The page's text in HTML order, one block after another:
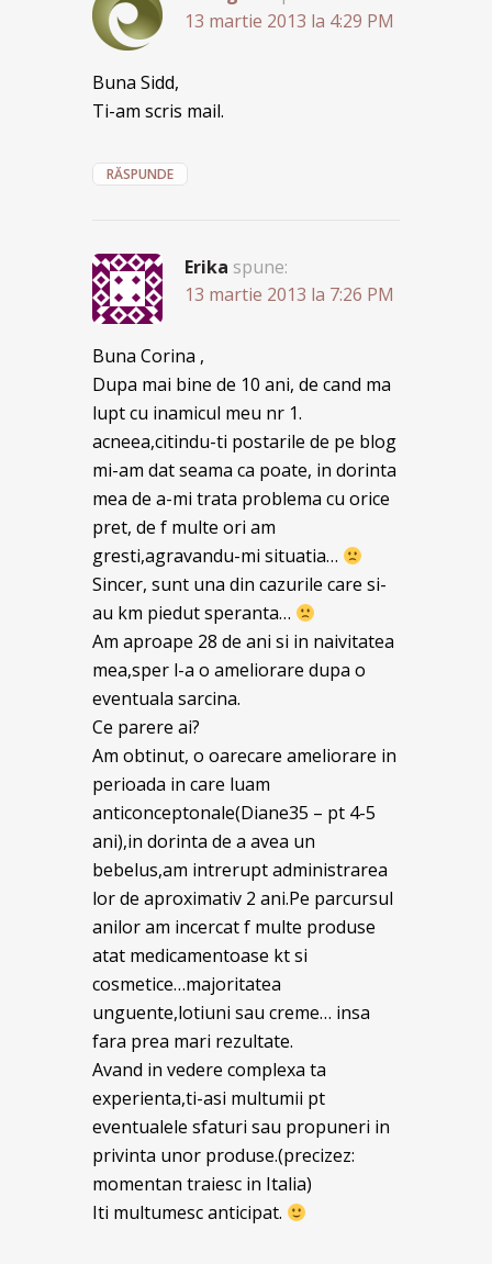
13 martie 2013 la 4:29 PM
Buna Sidd,
Ti-am scris mail.
RĂSPUNDE
Erika spune:
13 martie 2013 la 7:26 PM
Buna Corina ,
Dupa mai bine de 10 ani, de cand ma
lupt cu inamicul meu nr 1.
acneea,citindu-ti postarile de pe blog
mi-am dat seama ca poate, in dorinta
mea de a-mi trata problema cu orice
pret, de f multe ori am
gresti,agravandu-mi situatia…
Sincer, sunt una din cazurile care si-
au km piedut speranta…
Am aproape 28 de ani si in naivitatea
mea,sper l-a o ameliorare dupa o
eventuala sarcina.
Ce parere ai?
Am obtinut, o oarecare ameliorare in
perioada in care luam
anticonceptonale(Diane35 – pt 4-5
ani),in dorinta de a avea un
bebelus,am intrerupt administrarea
lor de aproximativ 2 ani.Pe parcursul
anilor am incercat f multe produse
atat medicamentoase kt si
cosmetice…majoritatea
unguente,lotiuni sau creme… insa
fara prea mari rezultate.
Avand in vedere complexa ta
experienta,ti-asi multumii pt
eventualele sfaturi sau propuneri in
privinta unor produse.(precizez:
momentan traiesc in Italia)
Iti multumesc anticipat.